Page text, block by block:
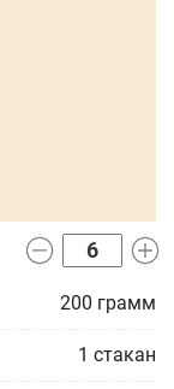
200 грамм
1 стакан